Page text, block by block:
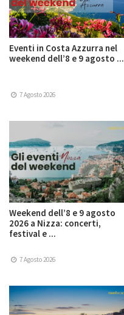
Eventi in Costa Azzurra nel
weekend dell’8 e 9 agosto ...
7 Agosto 2026
Weekend dell’8 e 9 agosto
2026 a Nizza: concerti,
festival e ...
7 Agosto 2026